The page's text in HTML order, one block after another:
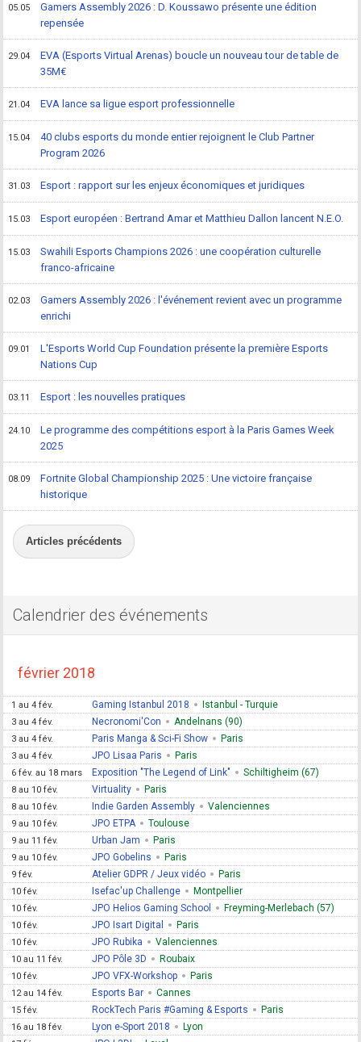
05.05
Gamers Assembly 2026 : D. Koussawo présente une édition
repensée
29.04
EVA (Esports Virtual Arenas) boucle un nouveau tour de table de
35M€
21.04 EVA lance sa ligue esport professionnelle
15.04
40 clubs esports du monde entier rejoignent le Club Partner
Program 2026
31.03 Esport : rapport sur les enjeux économiques et juridiques
15.03 Esport européen : Bertrand Amar et Matthieu Dallon lancent N.E.O.
15.03
Swahili Esports Champions 2026 : une coopération culturelle
franco-africaine
02.03
Gamers Assembly 2026 : l'événement revient avec un programme
enrichi
09.01
L'Esports World Cup Foundation présente la première Esports
Nations Cup
03.11 Esport : les nouvelles pratiques
24.10
Le programme des compétitions esport à la Paris Games Week
2025
08.09
Fortnite Global Championship 2025 : Une victoire française
historique
Articles précédents
Calendrier des événements
février 2018
1 au 4 fév. Gaming Istanbul 2018 Istanbul - Turquie
3 au 4 fév. Necronomi'Con Andelnans (90)
3 au 4 fév. Paris Manga & Sci-Fi Show Paris
3 au 4 fév. JPO Lisaa Paris Paris
6 fév. au 18 mars Exposition "The Legend of Link" Schiltigheim (67)
8 au 10 fév. Virtuality Paris
8 au 10 fév. Indie Garden Assembly Valenciennes
9 au 10 fév. JPO ETPA Toulouse
9 au 11 fév. Urban Jam Paris
9 au 10 fév. JPO Gobelins Paris
9 fév. Atelier GDPR / Jeux vidéo Paris
10 fév. Isefac'up Challenge Montpellier
10 fév. JPO Helios Gaming School Freyming-Merlebach (57)
10 fév. JPO Isart Digital Paris
10 fév. JPO Rubika Valenciennes
10 au 11 fév. JPO Pôle 3D Roubaix
10 fév. JPO VFX-Workshop Paris
12 au 14 fév. Esports Bar Cannes
15 fév. RockTech Paris #Gaming & Esports Paris
16 au 18 fév. Lyon e-Sport 2018 Lyon